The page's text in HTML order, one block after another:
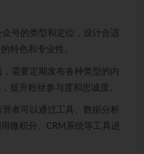
号的类型和定位，设计合适
特色和专业性。
需要定期发布各种类型的内
提升粉丝参与度和忠诚度。
者可以通过工具、数据分析
微积分、CRM系统等工具进